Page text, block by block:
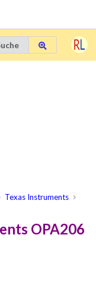
Texas Instruments
OPA206